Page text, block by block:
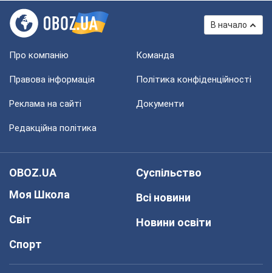
В начало
Про компанію Команда
Правова інформація Політика конфіденційності
Реклама на сайті Документи
Редакційна політика
OBOZ.UA
Моя Школа
Світ
Спорт
Суспільство
Всі новини
Новини освіти